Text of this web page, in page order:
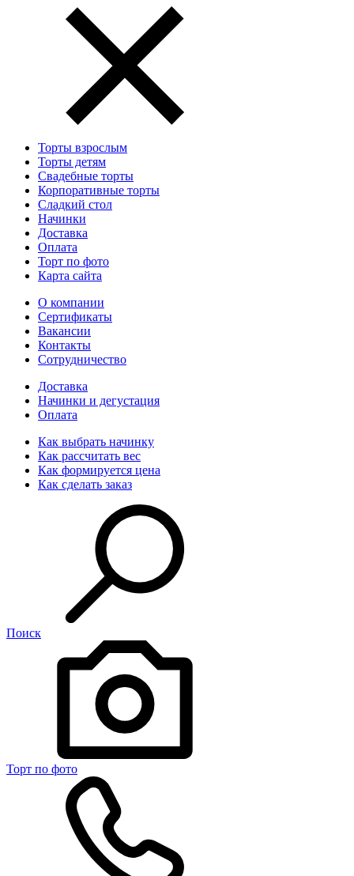
Торты взрослым
Торты детям
Свадебные торты
Корпоративные торты
Сладкий стол
Начинки
Доставка
Оплата
Торт по фото
Карта сайта
О компании
Сертификаты
Вакансии
Контакты
Сотрудничество
Доставка
Начинки и дегустация
Оплата
Как выбрать начинку
Как рассчитать вес
Как формируется цена
Как сделать заказ
Поиск
Торт по фото